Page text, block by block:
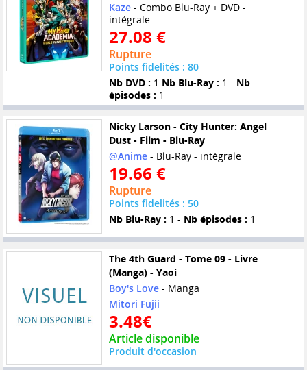
Kaze- Combo Blu-Ray + DVD -
intégrale
27.08 €
Rupture
Points fidelités : 80
Nb DVD : 1 Nb Blu-Ray : 1 - Nb
épisodes : 1
Nicky Larson - City Hunter: Angel
Dust - Film - Blu-Ray
@Anime- Blu-Ray - intégrale
19.66 €
Rupture
Points fidelités : 50
Nb Blu-Ray : 1 - Nb épisodes : 1
The 4th Guard - Tome 09 - Livre
(Manga) - Yaoi
Boy's Love- Manga
Mitori Fujii
3.48€
Article disponible
Produit d'occasion